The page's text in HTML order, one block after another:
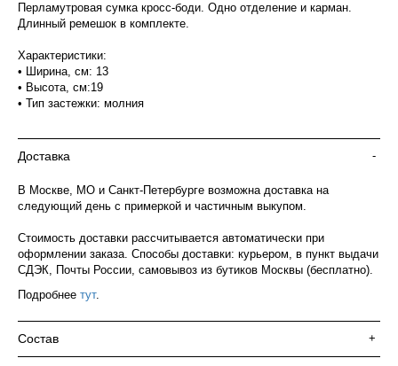
Перламутровая сумка кросс-боди. Одно отделение и карман.
Длинный ремешок в комплекте.
Характеристики:
• Ширина, см: 13
• Высота, см:19
• Тип застежки: молния
Доставка -
В Москве, МО и Санкт-Петербурге возможна доставка на
следующий день с примеркой и частичным выкупом.
Стоимость доставки рассчитывается автоматически при
оформлении заказа. Способы доставки: курьером, в пункт выдачи
СДЭК, Почты России, самовывоз из бутиков Москвы (бесплатно).
Подробнее тут.
Состав +